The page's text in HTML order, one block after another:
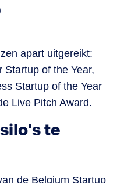
apart uitgereikt:
Startup of the Year,
Startup of the Year
Live Pitch Award.
te
de Belgium Startup